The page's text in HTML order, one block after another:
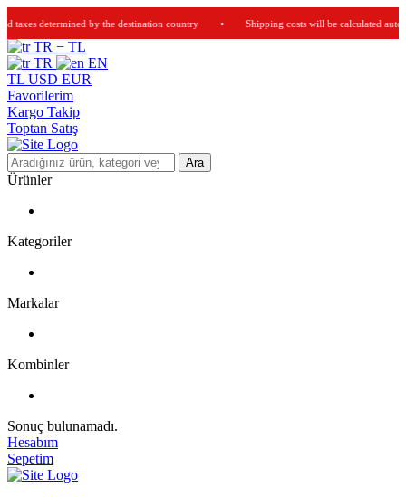
by the destination country • Shipping costs will be calculated automatically once
TR − TL
TR
EN
TL USD EUR
Favorilerim
Kargo Takip
Toptan Satış
Ara
Ürünler
Kategoriler
Markalar
Kombinler
Sonuç bulunamadı.
Hesabım
Sepetim